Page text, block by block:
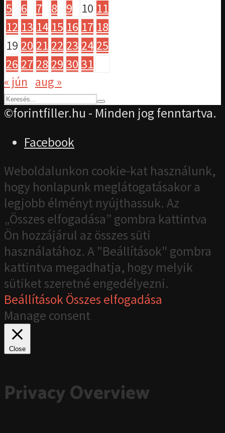
5
6 7 8 9 10 11
12 13 14 15 16 17 18
19 20 21 22 23 24 25
26 27 28 29 30 31
« jún aug »
©forintfiller.hu - Minden jog fenntartva.
Facebook
Weboldalunkon cookie-kat használunk,
hogy honlapunk meglátogatásakor a
legjobb élményt nyújthassuk. Az
„Összes elfogadása” gombra kattintva
Ön hozzájárul az összes süti
használatához. A "Beállítások" gombra
kattintva megadhatja, hogy melyik
sütiket szeretné engedélyezni.
BeállításokÖsszes elfogadása
Manage consent
Close
Privacy Overview